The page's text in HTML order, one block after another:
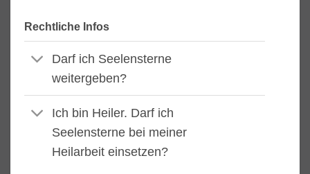
Rechtliche Infos
Darf ich Seelensterne
weitergeben?
Ich bin Heiler. Darf ich
Seelensterne bei meiner
Heilarbeit einsetzen?